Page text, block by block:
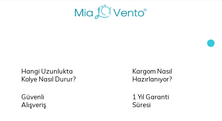
Hangi Uzunlukta
Kolye Nasıl Durur?
Kargom Nasıl
Hazırlanıyor?
Güvenli
Alışveriş
1 Yıl Garanti
Süresi